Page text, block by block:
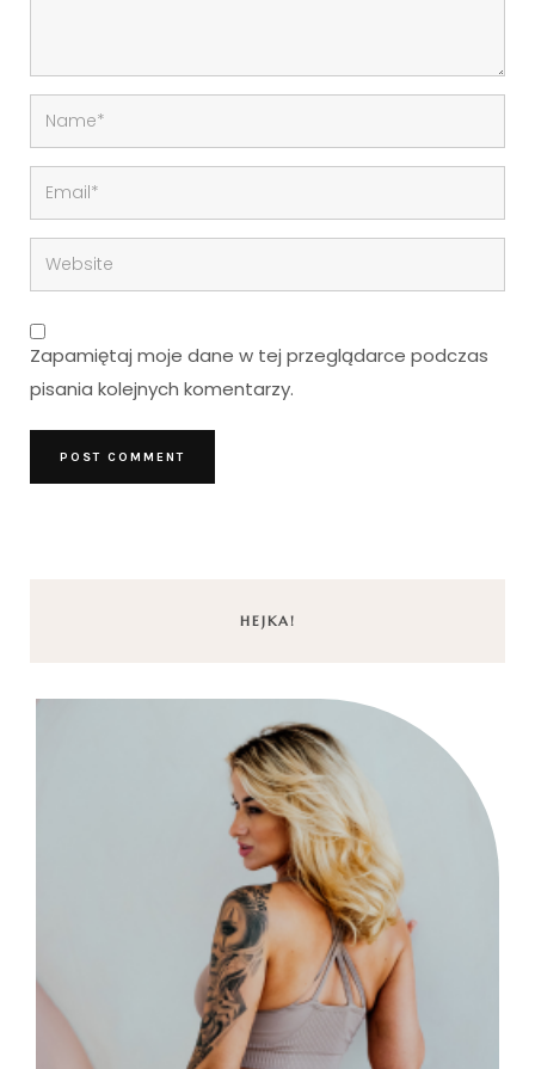
Zapamiętaj moje dane w tej przeglądarce podczas
pisania kolejnych komentarzy.
HEJKA!